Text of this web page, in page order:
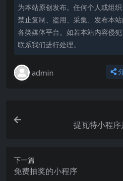
为本站原创发布。任何个人或组
禁止复制、盗用、采集、发布本
各类媒体平台。如若本站内容侵
联系我们进行处理。
admin
提瓦特小程
下一篇
免费抽奖的小程序